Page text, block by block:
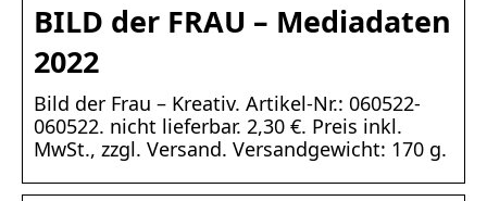
BILD der FRAU – Mediadaten
2022
Bild der Frau – Kreativ. Artikel-Nr.: 060522-
060522. nicht lieferbar. 2,30 €. Preis inkl.
MwSt., zzgl. Versand. Versandgewicht: 170 g.